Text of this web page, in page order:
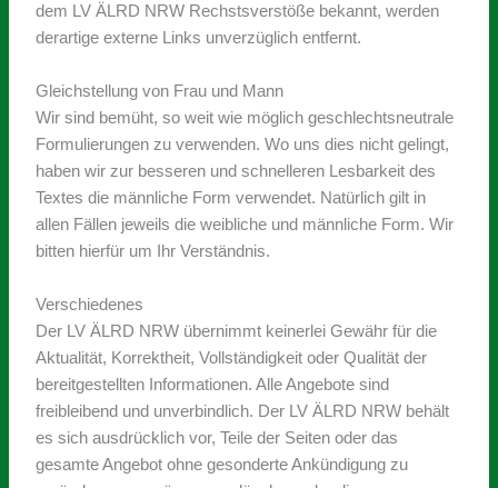
dem LV ÄLRD NRW Rechstsverstöße bekannt, werden
derartige externe Links unverzüglich entfernt.
Gleichstellung von Frau und Mann
Wir sind bemüht, so weit wie möglich geschlechtsneutrale
Formulierungen zu verwenden. Wo uns dies nicht gelingt,
haben wir zur besseren und schnelleren Lesbarkeit des
Textes die männliche Form verwendet. Natürlich gilt in
allen Fällen jeweils die weibliche und männliche Form. Wir
bitten hierfür um Ihr Verständnis.
Verschiedenes
Der LV ÄLRD NRW übernimmt keinerlei Gewähr für die
Aktualität, Korrektheit, Vollständigkeit oder Qualität der
bereitgestellten Informationen. Alle Angebote sind
freibleibend und unverbindlich. Der LV ÄLRD NRW behält
es sich ausdrücklich vor, Teile der Seiten oder das
gesamte Angebot ohne gesonderte Ankündigung zu